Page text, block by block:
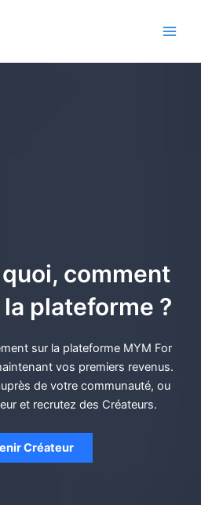
quoi, comment
plateforme ?
sur la plateforme MYM For
vos premiers revenus.
de votre communauté, ou
et recrutez des Créateurs.
Créateur